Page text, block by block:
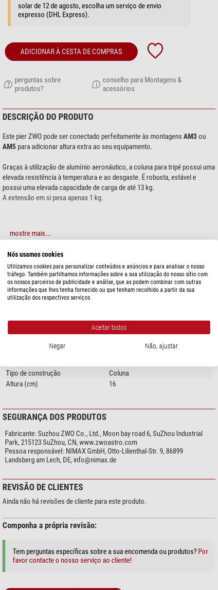
solar de 12 de agosto, escolha um serviço de envio
expresso (DHL Express).
ADICIONAR À CESTA DE COMPRAS
perguntas sobre
produtos?
conselho para Montagens &
acessórios
DESCRIÇÃO DO PRODUTO
Este pier ZWO pode ser conectado perfeitamente às montagens AM3 ou
AM5 para adicionar altura extra ao seu equipamento.
Graças à utilização de alumínio aeronáutico, a coluna para tripé possui uma
elevada resistência à temperatura e ao desgaste. É robusta, estável e
possui uma elevada capacidade de carga de até 13 kg.
A extensão em si pesa apenas 1 kg.
mostre mais...
ESPECIFICAÇÕES
Capacidade
Capacidade de carga (kg)
Tipo de construção
Coluna
Altura (cm)
16
SEGURANÇA DOS PRODUTOS
Fabricante: Suzhou ZWO Co., Ltd., Moon bay road 6, SuZhou Industrial
Park, 215123 SuZhou, CN, www.zwoastro.com
Pessoa responsável: NIMAX GmbH, Otto-Lilienthal-Str. 9, 86899
Landsberg am Lech, DE, info@nimax.de
REVISÃO DE CLIENTES
Ainda não há revisões de cliente para este produto.
Componha a própria revisão:
Tem perguntas específicas sobre a sua encomenda ou produtos? Por
favor contacte o nosso serviço ao cliente!
Nós usamos cookies
Utilizamos cookies para personalizar conteúdos e anúncios e para analisar o nosso
tráfego. Também partilhamos informações sobre a sua utilização do nosso sítio com
os nossos parceiros de publicidade e análise, que as podem combinar com outras
informações que lhes tenha fornecido ou que tenham recolhido a partir da sua
utilização dos respectivos serviços
Aceitar todos
Negar Não, ajustar